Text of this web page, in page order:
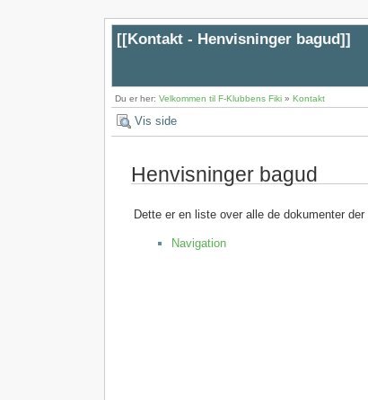
[[Kontakt - Henvisninger bagud]]
Du er her: Velkommen til F-Klubbens Fiki» Kontakt
Vis side
Henvisninger bagud
Dette er en liste over alle de dokumenter
Navigation